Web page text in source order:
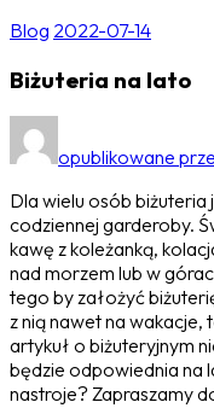
Blog 2022-07-14
Biżuteria na lato
opublikowane
Dla wielu osób biżuteria
codziennej garderoby.
kawę z koleżanką,
nad morzem lub w
tego by założyć
z nią nawet na wakacje,
artykuł o biżuteryjnym
będzie odpowiednia na
nastroje? Zapraszamy